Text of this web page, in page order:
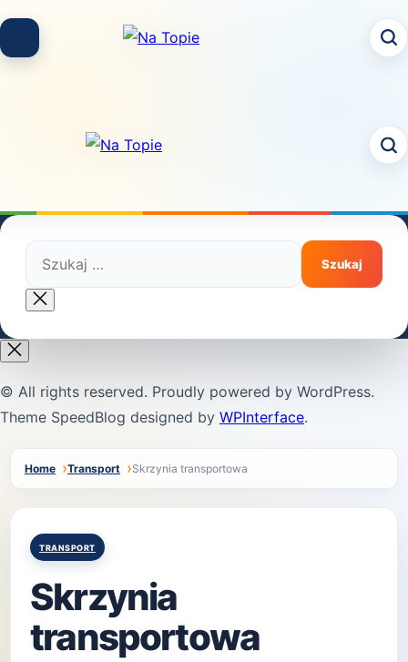
content
Szukaj:
Close
search
© All rights reserved. Proudly powered by WordPress.
Theme SpeedBlog designed by WPInterface.
Home Transport Skrzynia transportowa
Posted
TRANSPORT
Skrzynia
transportowa